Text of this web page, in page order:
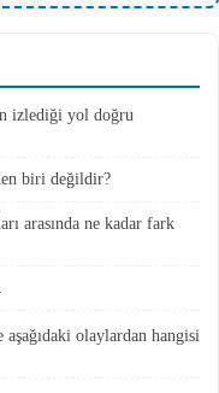
izlediği yol doğru
biri değildir?
arasında ne kadar fark
aşağıdaki olaylardan hangisi